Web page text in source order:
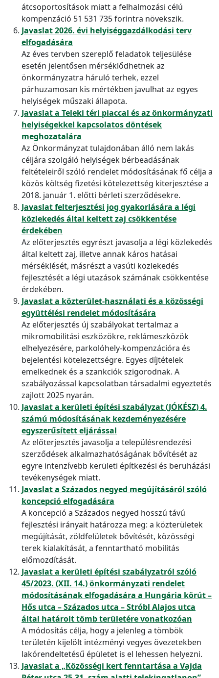
átcsoportosítások miatt a felhalmozási célú
kompenzáció 51 531 735 forintra növekszik.
Javaslat 2026. évi helyiséggazdálkodási terv
elfogadására
Az éves tervben szereplő feladatok teljesülése
esetén jelentősen mérséklődhetnek az
önkormányzatra háruló terhek, ezzel
párhuzamosan kis mértékben javulhat az egyes
helyiségek műszaki állapota.
Javaslat a Teleki téri piaccal és az önkormányzati
helyiségekkel kapcsolatos döntések
meghozatalára
Az Önkormányzat tulajdonában álló nem lakás
céljára szolgáló helyiségek bérbeadásának
feltételeiről szóló rendelet módosításának fő célja a
közös költség fizetési kötelezettség kiterjesztése a
2018. január 1. előtti bérleti szerződésekre.
Javaslat felterjesztési jog gyakorlására a légi
közlekedés által keltett zaj csökkentése
érdekében
Az előterjesztés egyrészt javasolja a légi közlekedés
által keltett zaj, illetve annak káros hatásai
mérséklését, másrészt a vasúti közlekedés
fejlesztését a légi utazások számának csökkentése
érdekében.
Javaslat a közterület-használati és a közösségi
együttélési rendelet módosítására
Az előterjesztés új szabályokat tertalmaz a
mikromobilitási eszközökre, reklámeszközök
elhelyezésére, parkolóhely-kompenzációra és
bejelentési kötelezettségre. Egyes díjtételek
emelkednek és a szankciók szigorodnak. A
szabályozással kapcsolatban társadalmi egyeztetés
zajlott 2025 nyarán.
Javaslat a kerületi építési szabályzat (JÓKÉSZ) 4.
számú módosításának kezdeményezésére
egyszerűsített eljárással
Az előterjesztés javasolja a településrendezési
szerződések alkalmazhatóságának bővítését az
egyre intenzívebb kerületi építkezési és beruházási
tevékenységek miatt.
Javaslat a Százados negyed megújításáról szóló
koncepció elfogadására
A koncepció a Százados negyed hosszú távú
fejlesztési irányait határozza meg: a közterületek
megújítását, zöldfelületek bővítését, közösségi
terek kialakítását, a fenntartható mobilitás
előmozdítását.
Javaslat a kerületi építési szabályzatról szóló
45/2023. (XII. 14.) önkormányzati rendelet
módosításának elfogadására a Hungária körút –
Hős utca – Százados utca – Stróbl Alajos utca
által határolt tömb területére vonatkozóan
A módosítás célja, hogy a jelenleg a tömbök
területén kijelölt intézményi vegyes övezetekben
lakórendeltetésű épületet is el lehessen helyezni.
Javaslat a „Közösségi kert fenntartása a Vajda